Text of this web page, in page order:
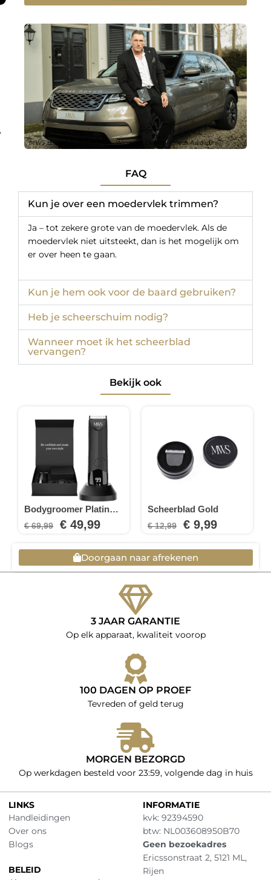
MWS Brand Ambassador – Winnaar Dutch Fitness Awards
FAQ
Kun je over een moedervlek trimmen?
Ja – tot zekere grote van de moedervlek. Als de
moedervlek niet uitsteekt, dan is het mogelijk om
er over heen te gaan.
Kun je hem ook voor de baard gebruiken?
Heb je scheerschuim nodig?
Wanneer moet ik het scheerblad
vervangen?
Bekijk ook
Bodygroomer Platinum...
€69,99
prijs
was:
€ 49,99
prijs
is:
Scheerblad Gold
€12,99
prijs
was:
€ 9,99
prijs
is:
Doorgaan naar afrekenen
3 JAAR GARANTIE
Op elk apparaat, kwaliteit voorop
100 DAGEN OP PROEF
Tevreden of geld terug
MORGEN BEZORGD
Op werkdagen besteld voor 23:59, volgende dag in huis
LINKS
Handleidingen
Over ons
Blogs
BELEID
INFORMATIE
kvk: 92394590
btw: NL003608950B70
Geen bezoekadres
Ericssonstraat 2, 5121 ML,
Rijen